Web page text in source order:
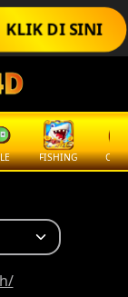
KLIK DI SINI
FISHING